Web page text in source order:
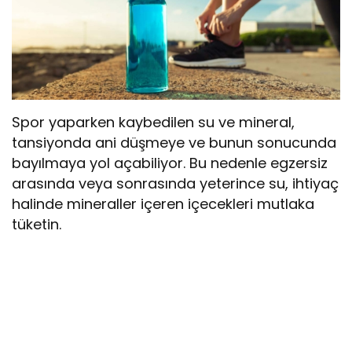
Spor yaparken kaybedilen su ve mineral,
tansiyonda ani düşmeye ve bunun sonucunda
bayılmaya yol açabiliyor. Bu nedenle egzersiz
arasında veya sonrasında yeterince su, ihtiyaç
halinde mineraller içeren içecekleri mutlaka
tüketin.